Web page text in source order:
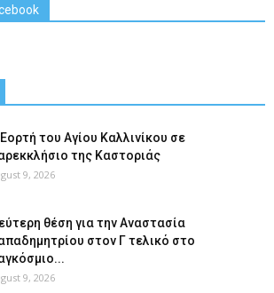
Εορτή του Αγίου Καλλινίκου σε
της Καστοριάς
9, 2026
θέση για την Αναστασία
στον Γ τελικό στο
9, 2026